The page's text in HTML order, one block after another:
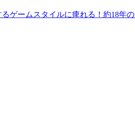
ゲームスタイルに痺れる！約18